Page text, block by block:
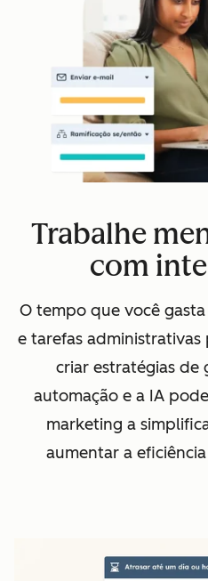
Trabalhe
com
O tempo que você
e tarefas
criar estratégias de
automação e a IA
marketing a
aumentar a